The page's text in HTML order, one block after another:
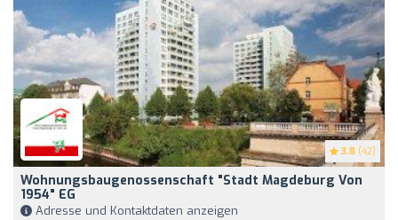
3.8 (42)
Wohnungsbaugenossenschaft "Stadt Magdeburg Von
1954" EG
Adresse und Kontaktdaten anzeigen